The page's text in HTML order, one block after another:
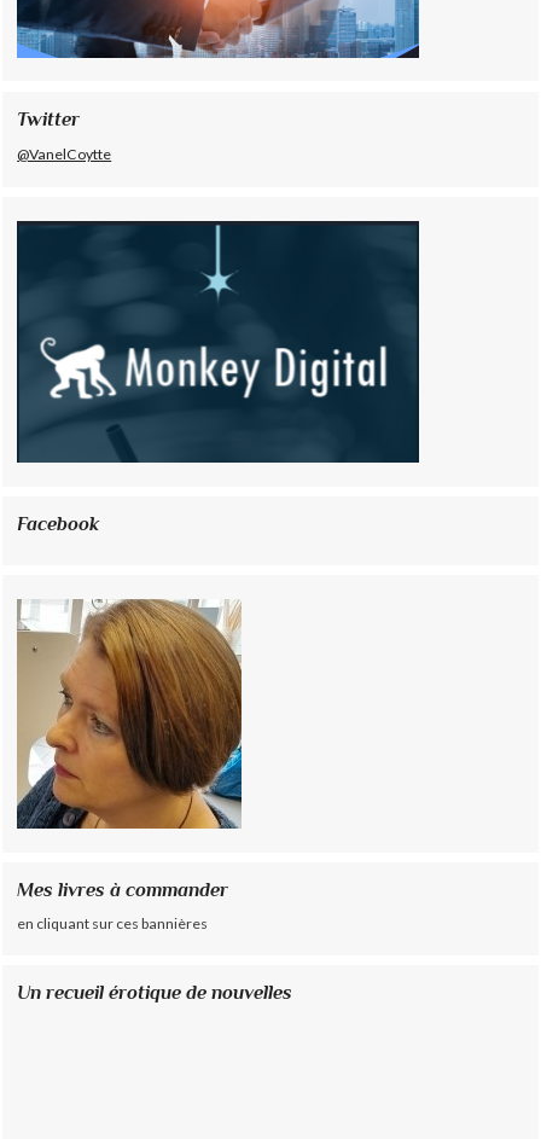
Twitter
@VanelCoytte
Facebook
Mes livres à commander
en cliquant sur ces bannières
Un recueil érotique de nouvelles